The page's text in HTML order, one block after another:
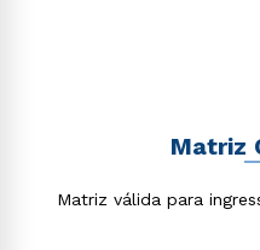
Matriz
Matriz válida para